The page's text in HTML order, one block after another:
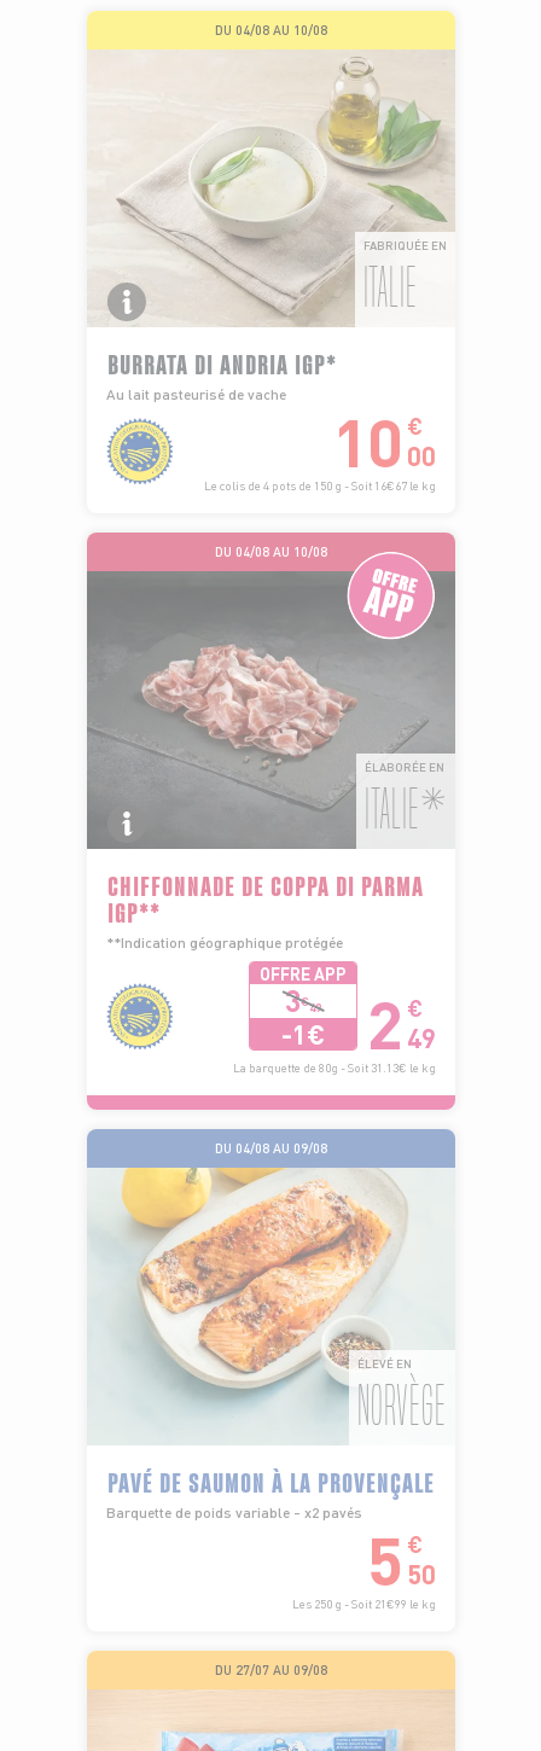
DU 04/08 AU 10/08
FABRIQUÉE EN
ITALIE
BURRATA DI ANDRIA IGP*
Au lait pasteurisé de vache
10 €
00
Le colis de 4 pots de 150 g - Soit 16€67 le kg
DU 04/08 AU 10/08
ÉLABORÉE EN
ITALIE*
CHIFFONNADE DE COPPA DI PARMA
IGP**
**Indication géographique protégée
OFFRE APP
3€49
-1€ 2 €
49
La barquette de 80g - Soit 31.13€ le kg
DU 04/08 AU 09/08
ÉLEVÉ EN
NORVÈGE
PAVÉ DE SAUMON À LA PROVENÇALE
Barquette de poids variable - x2 pavés
5 €
50
Les 250 g - Soit 21€99 le kg
DU 27/07 AU 09/08